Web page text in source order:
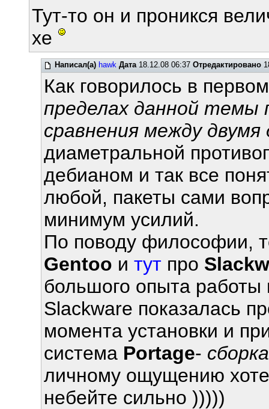
Тут-то он и проникся
хе
Написал(а) hawk Дата18.12.08 06:37 Отредактировано
Как говорилось в
пределах данной темы
сравнения между
диаметральной
дебианом и так все
любой, пакеты сами
минимум усилий.
По поводу философии,
Gentoo и тутпро
большого опыта работы
Slackware показалась
момента установки и
система Portage-
личному ощущению
небейте сильно )))))